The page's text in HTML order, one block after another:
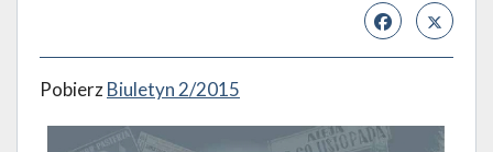
PobierzBiuletyn 2/2015